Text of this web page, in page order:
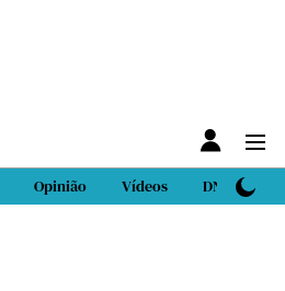
Opinião Vídeos DN Sport